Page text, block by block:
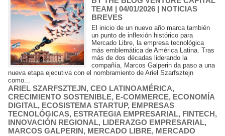
TEAM | 04/01/2026 | NOTICIAS
BREVES
El inicio de un nuevo año marca también
un punto de inflexión histórico para
Mercado Libre, la empresa tecnológica
más emblemática de América Latina. Tras
más de dos décadas liderando la
compañía, Marcos Galperin da paso a una
nueva etapa ejecutiva con el nombramiento de Ariel Szarfsztejn
como...
ARIEL SZARFSZTEJN, CEO LATINOAMÉRICA,
CRECIMIENTO SOSTENIBLE, E-COMMERCE, ECONOMÍA
DIGITAL, ECOSISTEMA STARTUP, EMPRESAS
TECNOLÓGICAS, ESTRATEGIA EMPRESARIAL, FINTECH,
INNOVACIÓN REGIONAL, LIDERAZGO EMPRESARIAL,
MARCOS GALPERIN, MERCADO LIBRE, MERCADO